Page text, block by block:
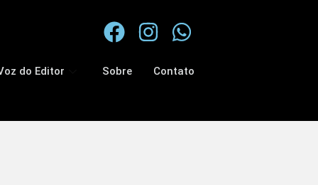
do Editor Sobre Contato